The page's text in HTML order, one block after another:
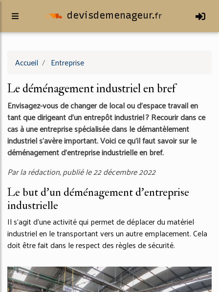
devisdemenageur.fr
Accueil Entreprise
Le déménagement industriel en bref
Envisagez-vous de changer de local ou d’espace travail en
tant que dirigeant d’un entrepôt industriel ? Recourir dans ce
cas à une entreprise spécialisée dans le démantèlement
industriel s’avère important. Voici ce qu’il faut savoir sur le
déménagement d’entreprise industrielle en bref.
Par la rédaction, publié le 22 décembre 2022
Le but d’un déménagement d’entreprise
industrielle
Il s’agit d’une activité qui permet de déplacer du matériel
industriel en le transportant vers un autre emplacement. Cela
doit être fait dans le respect des règles de sécurité.